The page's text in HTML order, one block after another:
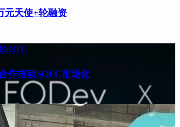
元天使+轮融资
SOFC
作推动SOFC市场化